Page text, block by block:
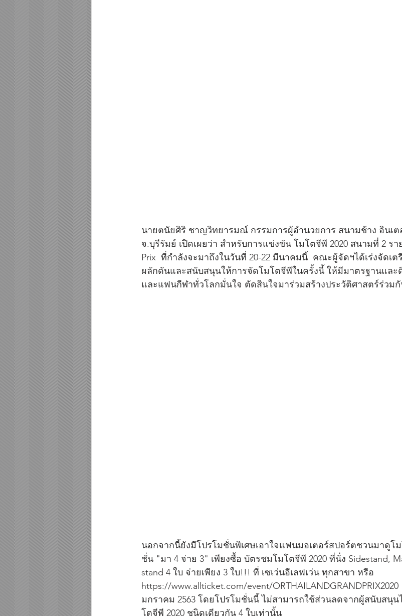
นายตนัยศิริ ชาญวิทยารมณ์ กรรมการผู้อำนวยการ สนามช้าง อินเต
จ.บุรีรัมย์ เปิดเผยว่า สำหรับการแข่งขัน โมโตจีพี 2020 สนามที่ 2 รา
Prix  ที่กำลังจะมาถึงในวันที่ 20-22 มีนาคมนี้  คณะผู้จัดฯได้เร่งจัดเ
ผลักดันและสนับสนุนให้การจัดโมโตจีพีในครั้งนี้ ให้มีมาตรฐานและ
และแฟนกีฬาทั่วโลกมั่นใจ ตัดสินใจมาร่วมสร้างประวัติศาสตร์ร่วม
นอกจากนี้ยังมีโปรโมชั่นพิเศษเอาใจแฟนมอเตอร์สปอร์ตชวนมาดูโ
ชั่น "มา 4 จ่าย 3" เพียงซื้อ บัตรชมโมโตจีพี 2020 ที่นั่ง Sidestand,
stand 4 ใบ จ่ายเพียง 3 ใบ!!! ที่ เซเว่นอีเลฟเว่น ทุกสาขา หรือ
https://www.allticket.com/event/
มกราคม 2563 โดยโปรโมชั่นนี้ ไม่สามารถใช้ส่วนลดจากผู้สนับสนุ
โตจีพี 2020 ชนิดเดียวกัน 4 ใบเท่านั้น